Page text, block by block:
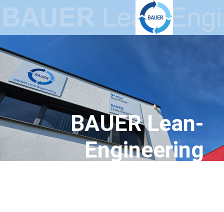
BAUER Lean-
Engineering